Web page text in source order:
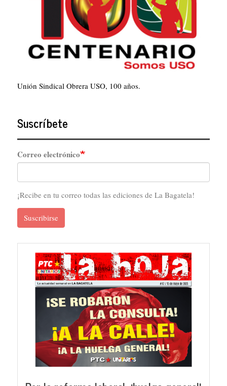
Unión Sindical Obrera USO, 100 años.
Suscríbete
Correo electrónico
¡Recibe en tu correo todas las ediciones de La Bagatela!
Suscribirse